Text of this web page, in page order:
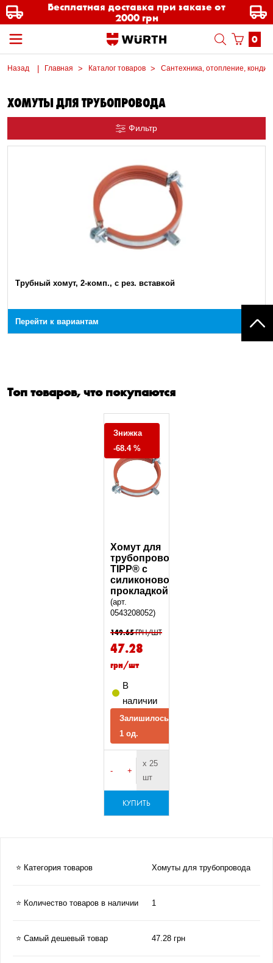
Бесплатная доставка при заказе от
2000 грн
0
Назад Главная Каталог товаров Сантехника, отопление,
ХОМУТЫ ДЛЯ ТРУБОПРОВОДА
Фильтр
Трубный хомут, 2-комп., с рез. вставкой
Перейти к вариантам
Топ товаров, что покупаются
Знижка
-68.4 %
Хомут для
трубопровода
TIPP® с
силиконовой
прокладкой
(арт.
0543208052)
149.65ГРН/ШТ
47.28
грн/шт
В
наличии
Залишилось
1 од.
- +
х 25
шт
КУПИТЬ
⭐ Категория товаров Хомуты для трубопровода
⭐ Количество товаров в наличии 1
⭐ Самый дешевый товар 47.28 грн